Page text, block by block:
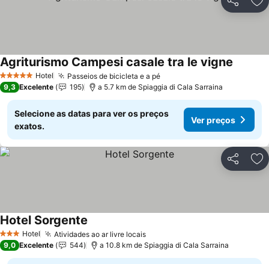
Partilhar
5 Estrelas Hotel Passeios de bicicleta e a pé
Agriturismo Campesi casale tra le vigne
9,3 Excelente 195 a 5.7 km de Spiaggia di Cala Sarraina
Selecione as datas para ver os preços
exatos.
Ver preços
Partilhar
3 EstrelasHotel Atividades ao ar livre locais
Hotel Sorgente
9,0 Excelente 544 a 10.8 km de Spiaggia di Cala Sarraina